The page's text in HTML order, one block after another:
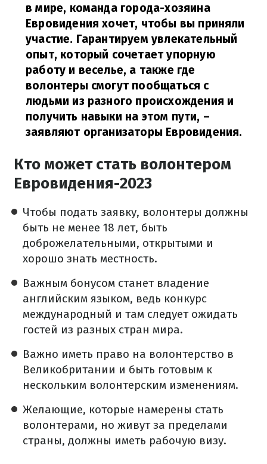
в мире, команда города-хозяина
Евровидения хочет, чтобы вы приняли
участие. Гарантируем увлекательный
опыт, который сочетает упорную
работу и веселье, а также где
волонтеры смогут пообщаться с
людьми из разного происхождения и
получить навыки на этом пути, –
заявляют организаторы Евровидения.
Кто может стать волонтером
Евровидения-2023
Чтобы подать заявку, волонтеры должны
быть не менее 18 лет, быть
доброжелательными, открытыми и
хорошо знать местность.
Важным бонусом станет владение
английским языком, ведь конкурс
международный и там следует ожидать
гостей из разных стран мира.
Важно иметь право на волонтерство в
Великобритании и быть готовым к
нескольким волонтерским изменениям.
Желающие, которые намерены стать
волонтерами, но живут за пределами
страны, должны иметь рабочую визу.